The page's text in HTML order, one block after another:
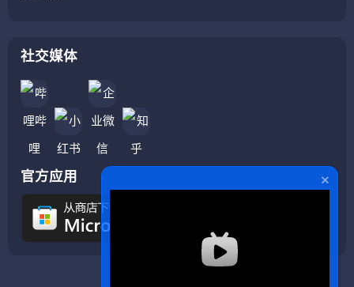
社交媒体
官方应用